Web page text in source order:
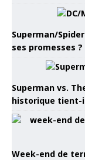
Superman/
ses promesses ?
Superman vs.
historique tient-
Week-end de